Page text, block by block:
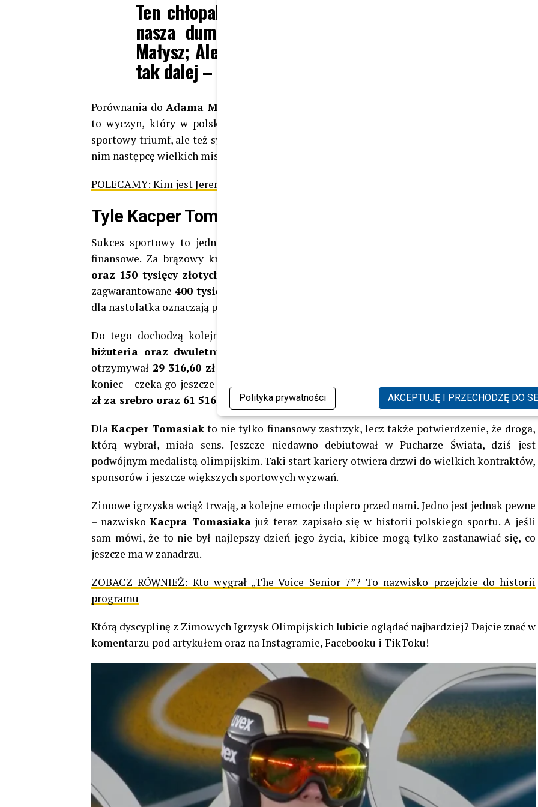
Polityka prywatności AKCEPTUJĘ I PRZECHODZĘ DO
Ten chłopak jest niesamowity; Brawo Kacper; To
nasza duma narodowa; Jesteś mistrzem; Nowy
Małysz; Ależ generujesz nam emocje Kacper; Oby
tak dalej – pisali internauci.
Porównania do Adama Małysza
to wyczyn, który w polskich realiach urasta do rangi legendy. Dla 19-latka to nie tylko
sportowy triumf, ale też symboliczny moment zmiany pokoleniowej. Kibice już dziś widzą w
nim następcę wielkich mistrzów.
POLECAMY: Kim jest Jeremi Sikorski? Tak powstały „Cienie przeszłości” na Eurowizję 2026
Tyle Kacper Tomasiak zarobi za brązowy medal
Sukces sportowy to jednak nie wszystko. Medale oznaczają również konkretne nagrody
finansowe. Za brązowy krążek Polski Komitet Olimpijski przyznaje
oraz 150 tysięcy złotych w tokenach
zagwarantowane 400 tysięcy zł i 200 tysięcy złotych w tokenach
dla nastolatka oznaczają prawdziwy przełom.
Do tego dochodzą kolejne bonusy –
biżuteria oraz dwuletnie stypendium olimpijskie
otrzymywał 29 316,60 zł (15 427,26 zł za srebro + 13 889,34 zł za brąz)
koniec – czeka go jeszcze premia z Ministerstwa Sportu i Turystyki w wysokości
zł za srebro oraz 61 516,80 zł za brąz.
DlaKacper Tomasiak to nie tylko finansowy zastrzyk, lecz także potwierdzenie, że droga,
którą wybrał, miała sens. Jeszcze niedawno debiutował w Pucharze Świata, dziś jest
podwójnym medalistą olimpijskim. Taki start kariery otwiera drzwi do wielkich kontraktów,
sponsorów i jeszcze większych sportowych wyzwań.
Zimowe igrzyska wciąż trwają, a kolejne emocje dopiero przed nami. Jedno jest jednak pewne
– nazwiskoKacpra Tomasiaka już teraz zapisało się w historii polskiego sportu. A jeśli
sam mówi, że to nie był najlepszy dzień jego życia, kibice mogą tylko zastanawiać się, co
jeszcze ma w zanadrzu.
ZOBACZ RÓWNIEŻ: Kto wygrał „The Voice Senior 7”? To nazwisko przejdzie do historii
programu
Którą dyscyplinę z Zimowych Igrzysk Olimpijskich lubicie oglądać najbardziej? Dajcie znać w
komentarzu pod artykułem oraz na Instagramie, Facebooku i TikToku!